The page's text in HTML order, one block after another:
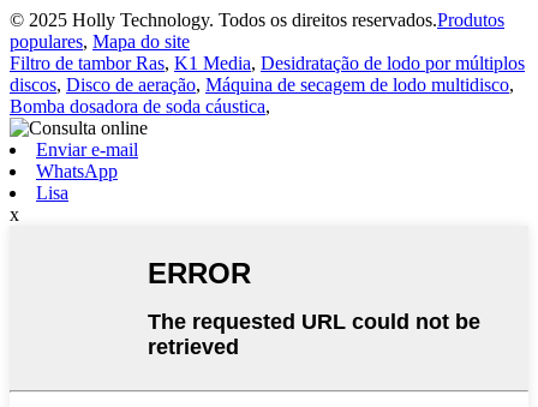
© 2025 Holly Technology. Todos os direitos reservados.Produtos
populares, Mapa do site
Filtro de tambor Ras, K1 Media, Desidratação de lodo por múltiplos
discos, Disco de aeração, Máquina de secagem de lodo multidisco,
Bomba dosadora de soda cáustica,
Enviar e-mail
WhatsApp
Lisa
x